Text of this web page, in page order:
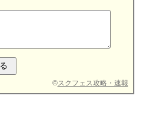
©スクフェス攻略・速報